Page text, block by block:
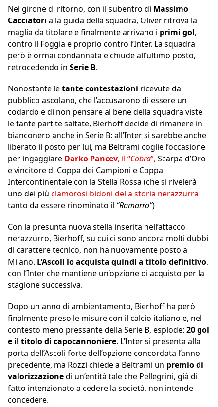
Nel girone di ritorno, con il subentro di Massimo
Cacciatori alla guida della squadra, Oliver ritrova la
maglia da titolare e finalmente arrivano i primi gol,
contro il Foggia e proprio contro l’Inter. La squadra
però è ormai condannata e chiude all’ultimo posto,
retrocedendo in Serie B.
Nonostante letante contestazioni ricevute dal
pubblico ascolano, che l’accusarono di essere un
codardo e di non pensare al bene della squadra viste
le tante partite saltate, Bierhoff decide di rimanere in
bianconero anche in Serie B: all’Inter si sarebbe anche
liberato il posto per lui, ma Beltrami coglie l’occasione
per ingaggiare Darko Pancev, il “Cobra”, Scarpa d’Oro
e vincitore di Coppa dei Campioni e Coppa
Intercontinentale con la Stella Rossa (che si rivelerà
uno dei più clamorosi bidoni della storia nerazzurra
tanto da essere rinominato il “Ramarro”)
Con la presunta nuova stella inserita nell’attacco
nerazzurro, Bierhoff, su cui ci sono ancora molti dubbi
di carattere tecnico, non ha nuovamente posto a
Milano. L’Ascoli lo acquista quindi a titolo definitivo,
con l’Inter che mantiene un’opzione di acquisto per la
stagione successiva.
Dopo un anno di ambientamento, Bierhoff ha però
finalmente preso le misure con il calcio italiano e, nel
contesto meno pressante della Serie B, esplode: 20 gol
e il titolo di capocannoniere. L’Inter si presenta alla
porta dell’Ascoli forte dell’opzione concordata l’anno
precedente, ma Rozzi chiede a Beltrami un premio di
valorizzazionedi un’entità tale che Pellegrini, già di
fatto intenzionato a cedere la società, non intende
concedere.